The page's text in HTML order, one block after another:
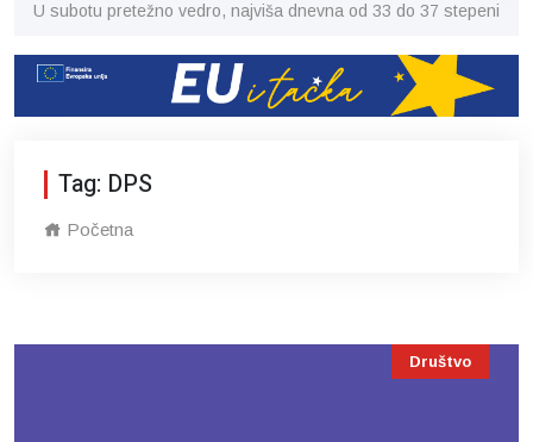
U subotu pretežno vedro, najviša dnevna od 33 do 37 stepeni
Tag: DPS
Početna
Društvo